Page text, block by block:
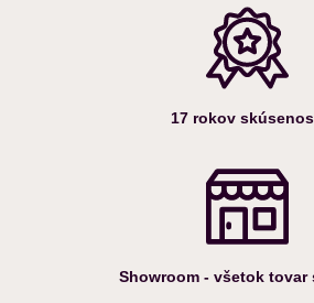
17 rokov
Showroom - všetok tovar